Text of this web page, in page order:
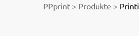
PPprint > Produkte >